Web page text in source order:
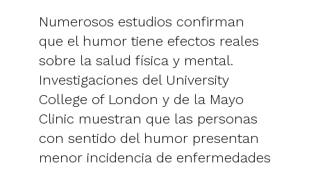
Numerosos estudios confirman
que el humor tiene efectos reales
sobre la salud física y mental.
Investigaciones del University
College of London y de la Mayo
Clinic muestran que las personas
con sentido del humor presentan
menor incidencia de enfermedades